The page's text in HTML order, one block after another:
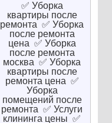
✅ Уборка
квартиры после
ремонта ✅ Уборка
после ремонта
цена ✅ Уборка
после ремонта
москва ✅ Уборка
квартиры после
ремонта цена ✅
Уборка
помещений после
ремонта ✅ Услуги
клининга цены ✅